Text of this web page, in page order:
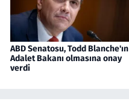
ABD Senatosu, Todd Blanche'ın
Adalet Bakanı olmasına onay
verdi